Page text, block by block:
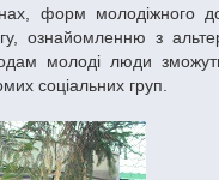
форм молодіжного
ознайомленню з
молоді люди
соціальних груп.